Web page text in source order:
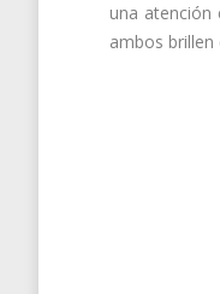
una atención
ambos brillen